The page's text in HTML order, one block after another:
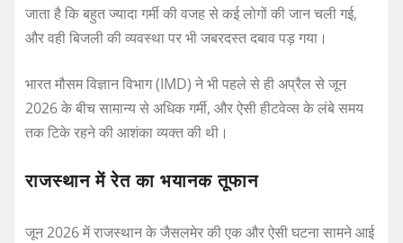
जाता है कि बहुत ज्यादा गर्मी की वजह से कई लोगों की जान चली गई,
और वही बिजली की व्यवस्था पर भी जबरदस्त दबाव पड़ गया।
भारत मौसम विज्ञान विभाग (IMD) ने भी पहले से ही अप्रैल से जून
2026 के बीच सामान्य से अधिक गर्मी, और ऐसी हीटवेव्स के लंबे समय
तक टिके रहने की आशंका व्यक्त की थी।
राजस्थान में रेत का भयानक तूफान
जून 2026 में राजस्थान के जैसलमेर की एक और ऐसी घटना सामने आई